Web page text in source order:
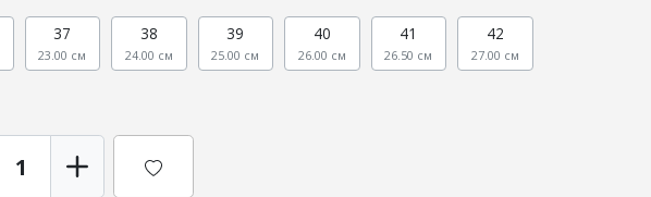
37
23.00 см
38
24.00 см
39
25.00 см
40
26.00 см
41
26.50 см
42
27.00 см